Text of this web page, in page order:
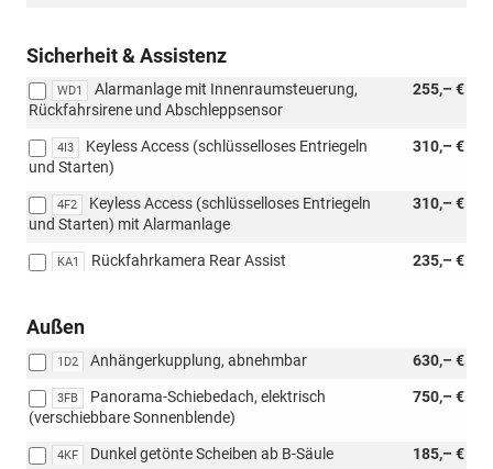
ausgewählten
Sprachen
Sicherheit & Assistenz
WD1 255,– €
Alarmanlage mit Innenraumsteuerung,
Rückfahrsirene und Abschleppsensor
4I3 310,– €
Keyless Access (schlüsselloses Entriegeln
und Starten)
4F2 310,– €
Keyless Access (schlüsselloses Entriegeln
und Starten) mit Alarmanlage
KA1 235,– €
Rückfahrkamera Rear Assist
Außen
1D2 630,– €
Anhängerkupplung, abnehmbar
3FB 750,– €
Panorama-Schiebedach, elektrisch
(verschiebbare Sonnenblende)
4KF 185,– €
Dunkel getönte Scheiben ab B-Säule